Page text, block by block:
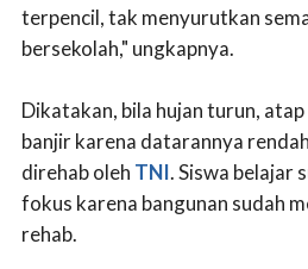
terpencil, tak menyurutkan
bersekolah," ungkapnya.
Dikatakan, bila hujan turun,
banjir karena datarannya
direhab oleh TNI. Siswa belajar
fokus karena bangunan sudah
rehab.